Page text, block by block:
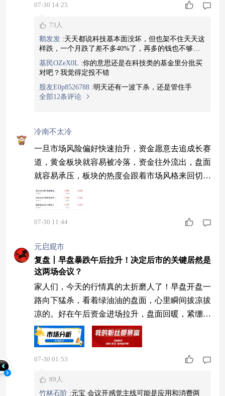
07-30 14:25
73人
鹅发发 :天天都说科技基本面没坏，但也架不住天天这
样跌，一个月跌了差不多40%了，再多的钱也不够这
样跌，明天跑路了
基民OZeX0L :你的意思还是在科技类的基金里分批买
对吧？我觉得定投不错
股友E0p8526788 :明天还有一波下杀，还是管住手
全部12条评论
冷南不太冷
一旦市场风险偏好快速抬升，资金愿意去追成长赛
道，黄金板块就容易被冷落，资金往外流出，盘面
就容易承压，板块的热度会跟着市场风格来回切
换。
07-30 11:44
元启观市
复盘丨早盘暴跌午后拉升！决定后市的关键居然是
这两场会议？
家人们，今天的行情真的太折磨人了！早盘开盘一
路向下猛杀，看着绿油油的盘面，心里瞬间拔凉拔
凉的。好在午后资金进场拉升，盘面回暖，紧绷的
情绪才稍稍缓和下来。对比隔壁市场就能看出今天
全球恐慌有多强烈，韩国股市盘中最大跌幅直接达
到12.63%，波动极其夸张，亚太市场整体都被恐
议，资金自然变得格外谨慎，不敢轻易出手，盘面
07-30 01:53
89人
竹林石阶 :元宝 会议开感觉主线可能是应用和消费两